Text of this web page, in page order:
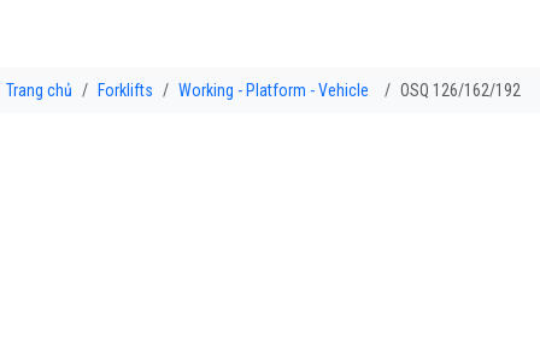
Trang chủ Forklifts Working - Platform - Vehicle OSQ 126/162/192